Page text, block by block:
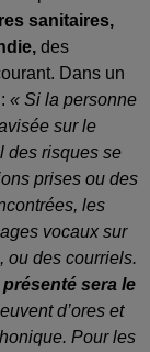
sanitaires,
des
Dans un
« Si la personne
sur le
des risques se
prises ou des
les
vocaux sur
ou des courriels.
sera le
d’ores et
Pour les